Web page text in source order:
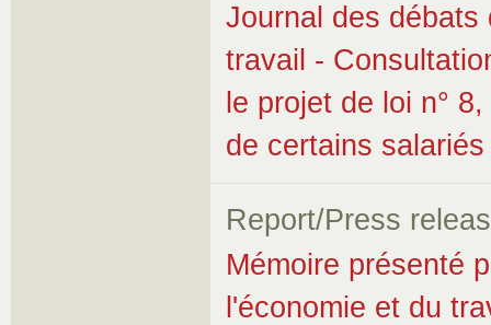
Journal des débats
travail -
le projet de loi n°
de certains
Report/Press
Mémoire présenté
l'économie et du